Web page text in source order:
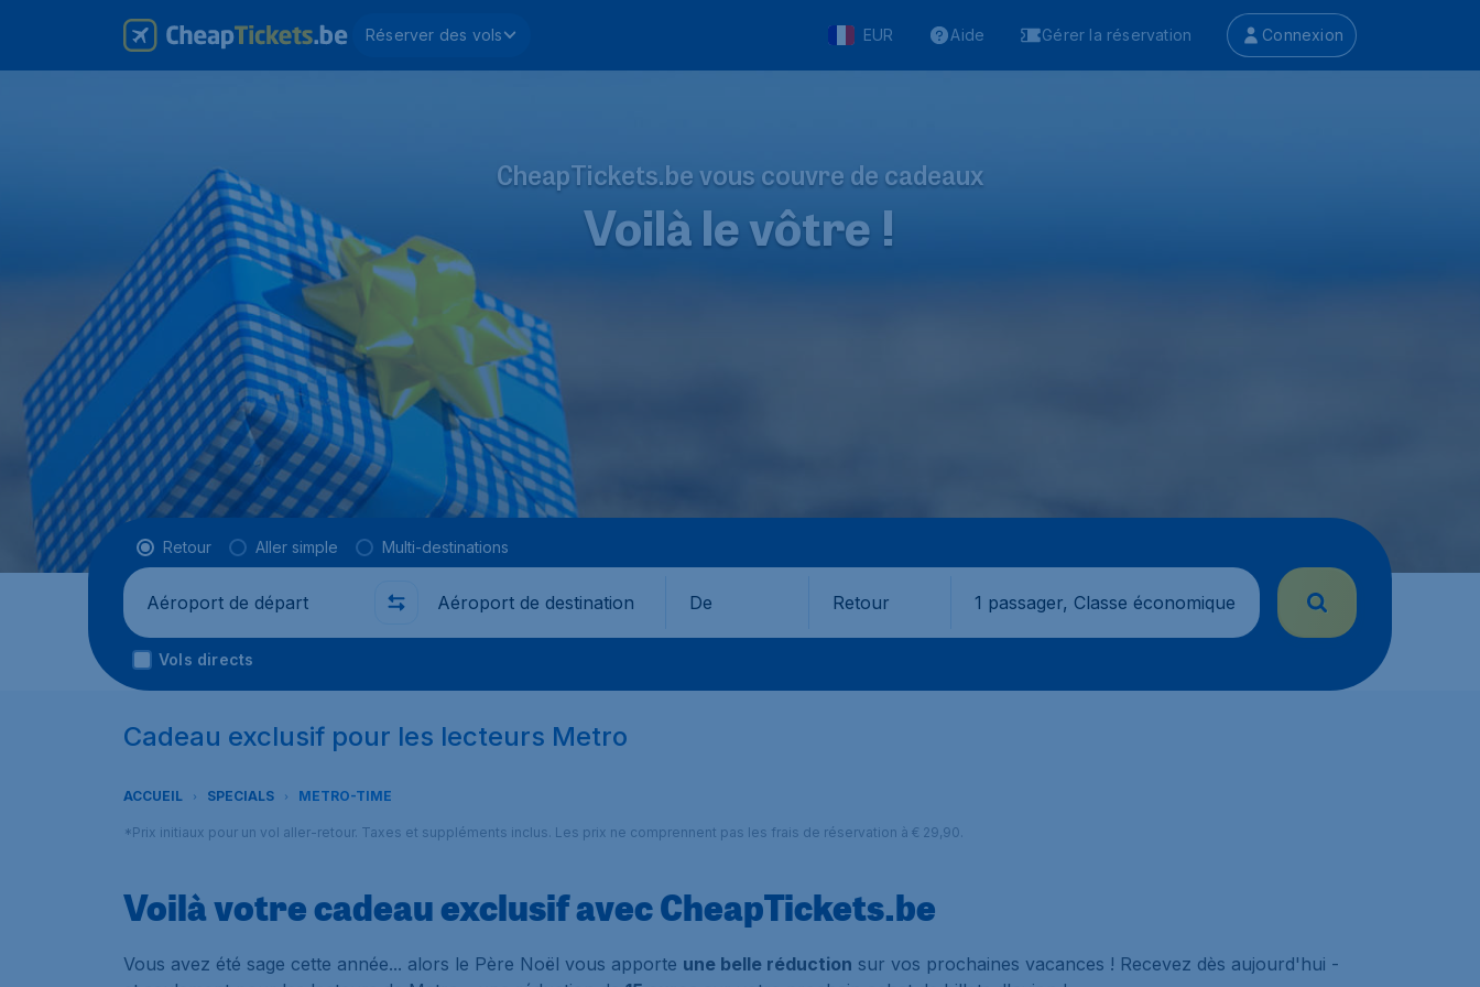
Réserver des vols EUR Aide Gérer la réservation Connexion
CheapTickets.be vous couvre de cadeaux
Voilà le vôtre !
Type de vol
Retour Aller simple Multi-destinations
Départ de Où De Retour 1 passager, Classe économique
Vols directs
Cadeau exclusif pour les lecteurs Metro
ACCUEIL SPECIALS METRO-TIME
*Prix initiaux pour un vol aller-retour. Taxes et suppléments inclus. Les prix ne comprennent pas les frais de réservation à € 29,90.
Voilà votre cadeau exclusif avec CheapTickets.be
Vous avez été sage cette année... alors le Père Noël vous apporte une belle réduction sur vos prochaines vacances ! Recevez dès aujourd'hui -